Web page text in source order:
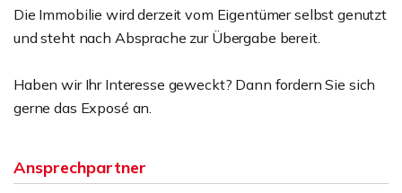
Die Immobilie wird derzeit vom Eigentümer selbst genutzt
und steht nach Absprache zur Übergabe bereit.
Haben wir Ihr Interesse geweckt? Dann fordern Sie sich
gerne das Exposé an.
Ansprechpartner